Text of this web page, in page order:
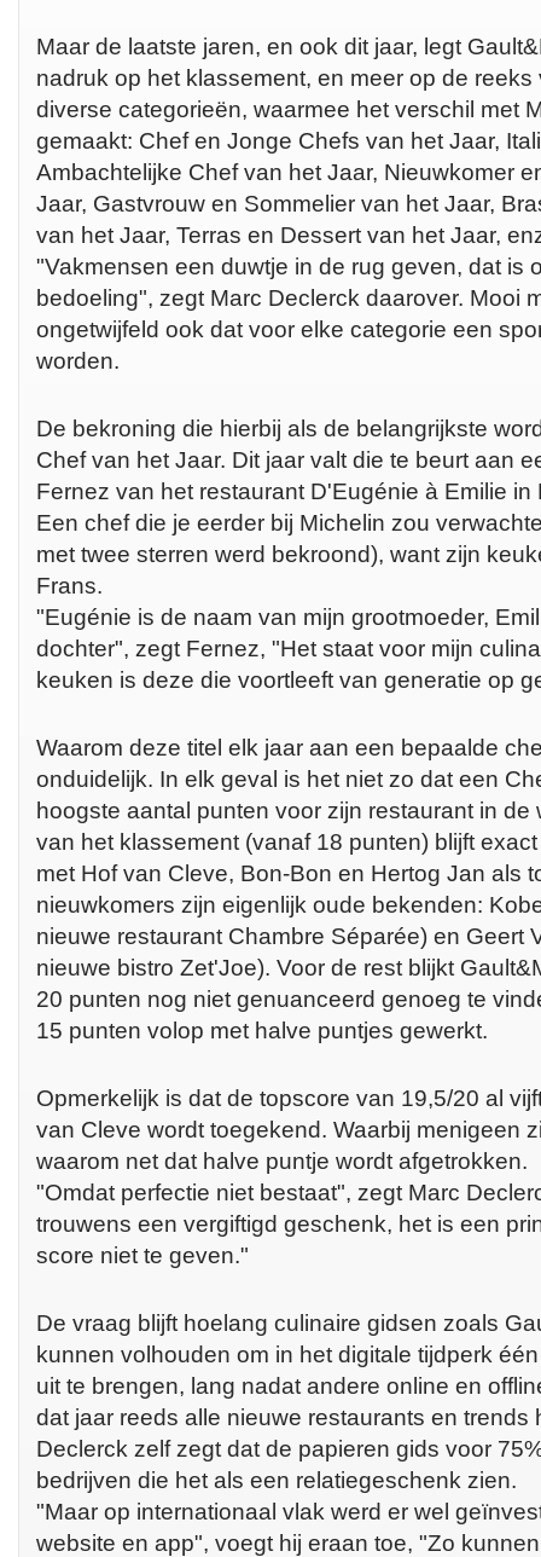
Maar de laatste jaren, en ook dit jaar, legt
nadruk op het klassement, en meer op de
diverse categorieën, waarmee het verschil met
gemaakt: Chef en Jonge Chefs van het Jaar,
Ambachtelijke Chef van het Jaar, Nieuwkomer
Jaar, Gastvrouw en Sommelier van het Jaar,
van het Jaar, Terras en Dessert van het Jaar,
"Vakmensen een duwtje in de rug geven, dat is
bedoeling", zegt Marc Declerck daarover. Mooi
ongetwijfeld ook dat voor elke categorie een
worden.
De bekroning die hierbij als de belangrijkste
Chef van het Jaar. Dit jaar valt die te beurt aan
Fernez van het restaurant D'Eugénie à Emilie in
Een chef die je eerder bij Michelin zou
met twee sterren werd bekroond), want zijn
Frans.
"Eugénie is de naam van mijn grootmoeder,
dochter", zegt Fernez, "Het staat voor mijn
keuken is deze die voortleeft van generatie op
Waarom deze titel elk jaar aan een bepaalde
onduidelijk. In elk geval is het niet zo dat een
hoogste aantal punten voor zijn restaurant in de
van het klassement (vanaf 18 punten) blijft
met Hof van Cleve, Bon-Bon en Hertog Jan als
nieuwkomers zijn eigenlijk oude bekenden:
nieuwe restaurant Chambre Séparée) en Geert
nieuwe bistro Zet'Joe). Voor de rest blijkt
20 punten nog niet genuanceerd genoeg te
15 punten volop met halve puntjes gewerkt.
Opmerkelijk is dat de topscore van 19,5/20 al
van Cleve wordt toegekend. Waarbij menigeen
waarom net dat halve puntje wordt afgetrokken.
"Omdat perfectie niet bestaat", zegt Marc
trouwens een vergiftigd geschenk, het is een
score niet te geven."
De vraag blijft hoelang culinaire gidsen zoals
kunnen volhouden om in het digitale tijdperk
uit te brengen, lang nadat andere online en
dat jaar reeds alle nieuwe restaurants en trends
Declerck zelf zegt dat de papieren gids voor
bedrijven die het als een relatiegeschenk zien.
"Maar op internationaal vlak werd er wel
website en app", voegt hij eraan toe, "Zo